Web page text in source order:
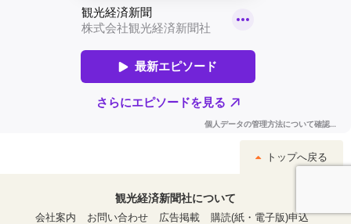
トップへ戻る
観光経済新聞社について
会社案内
お問い合わせ 広告掲載 購読(紙・電子版)申込